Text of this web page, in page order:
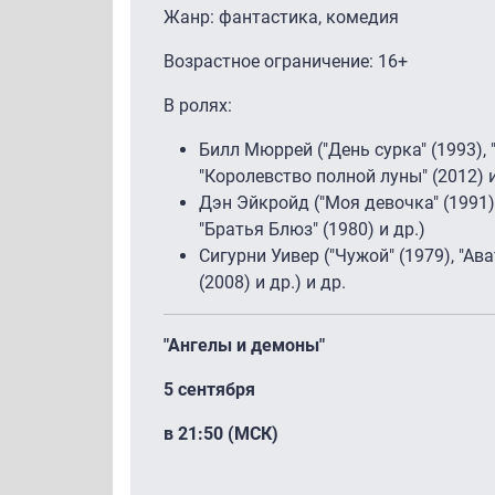
Жанр: фантастика, комедия
Возрастное ограничение: 16+
В ролях:
Билл Мюррей ("День сурка"
"Королевство полной луны" (2012)
Дэн Эйкройд ("Моя девочка"
"Братья Блюз" (1980) и др.)
Сигурни Уивер ("Чужой" (1979),
(2008) и др.) и др.
"Ангелы и демоны"
5 сентября
в 21:50 (МСК)